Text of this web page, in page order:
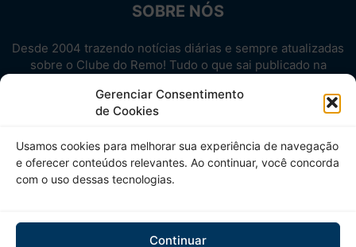
Gerenciar Consentimento
de Cookies
Usamos cookies para melhorar sua experiência de navegação
e oferecer conteúdos relevantes. Ao continuar, você concorda
com o uso dessas tecnologias.
Continuar
SOBRE NÓS
Desde 2004 trazendo notícias diárias e sempre atualizadas
sobre o Clube do Remo! Tudo o que sai publicado na
Aproveite! Site não-oficial.
SIGA-NOS